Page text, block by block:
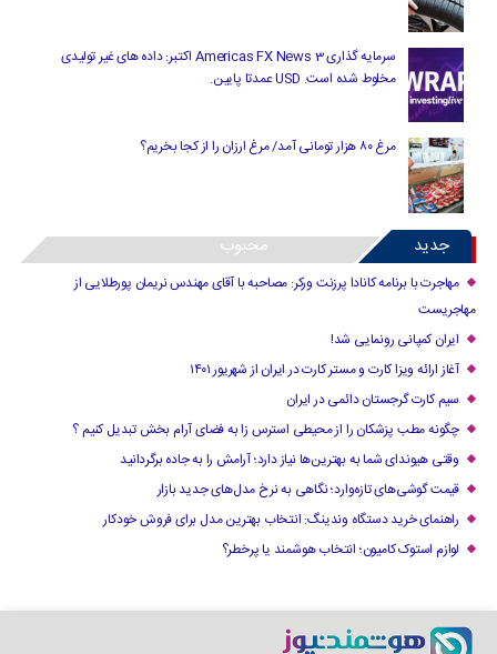
سرمایه گذاری Americas FX News 3 اکتبر: داده های غیر تولیدی
مخلوط شده است. USD عمدتا پایین.
مرغ ۸۰ هزار تومانی آمد/ مرغ ارزان را از کجا بخریم؟
جدید محبوب
مهاجرت با برنامه کانادا پرزنت ورکر: مصاحبه با آقای مهندس نریمان پورطلایی از
مهاجریست
ایران کمپانی رونمایی شد!
آغاز ارائه ویزا کارت و مستر کارت در ایران از شهریور ۱۴۰۱
سیم کارت گرجستان دائمی در ایران
چگونه مطب پزشکان را از محیطی استرس زا به فضای آرام بخش تبدیل کنیم ؟
وقتی هیوندای شما به بهترین‌ها نیاز دارد؛ آرامش را به جاده برگردانید
قیمت گوشی‌های تازه‌وارد؛ نگاهی به نرخ مدل‌های جدید بازار
راهنمای خرید دستگاه وندینگ: انتخاب بهترین مدل برای فروش خودکار
لوازم استوک کامیون؛ انتخاب هوشمند یا پرخطر؟